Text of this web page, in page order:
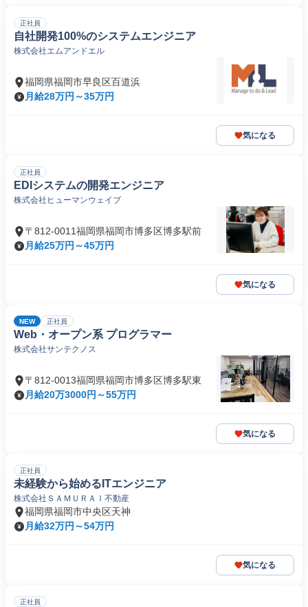
正社員
自社開発100%のシステムエンジニア
株式会社エムアンドエル
福岡県福岡市早良区百道浜
月給28万円～35万円
気になる
正社員
EDIシステムの開発エンジニア
株式会社ヒューマンウェイブ
〒812-0011福岡県福岡市博多区博多駅前
月給25万円～45万円
気になる
NEW 正社員
Web・オープン系 プログラマー
株式会社サンテクノス
〒812-0013福岡県福岡市博多区博多駅東
月給20万3000円～55万円
気になる
正社員
未経験から始めるITエンジニア
株式会社ＳＡＭＵＲＡＩ不動産
福岡県福岡市中央区天神
月給32万円～54万円
気になる
正社員